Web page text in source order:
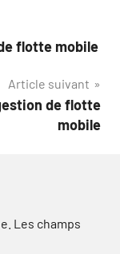
flotte mobile
Article suivant
de flotte
mobile
Les champs